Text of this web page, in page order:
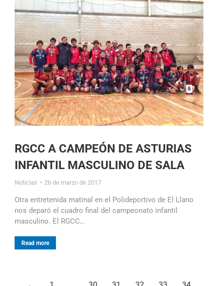
RGCC A CAMPEÓN DE ASTURIAS
INFANTIL MASCULINO DE SALA
Noticias 26 de marzo de 2017
Otra entretenida matinal en el Polideportivo de El Llano
nos deparó el cuadro final del campeonato infantil
masculino. El RGCC…
Read more